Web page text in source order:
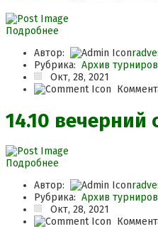
Подробнее
Автор:
Рубрика: Архив турниров
Окт, 28, 2021
14.10
Подробнее
Автор:
Рубрика: Архив турниров
Окт, 28, 2021